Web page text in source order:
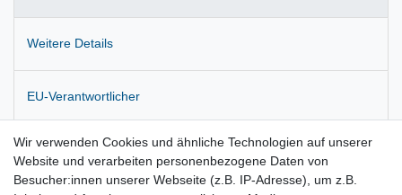
Weitere Details
EU-Verantwortlicher
Hersteller
Wir verwenden Cookies und ähnliche Technologien auf unserer
Website und verarbeiten personenbezogene Daten von
Besucher:innen unserer Webseite (z.B. IP-Adresse), um z.B.